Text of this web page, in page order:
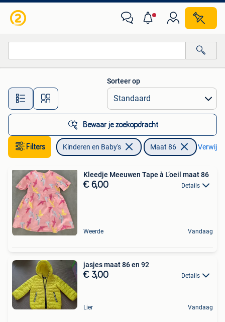
Alle afstanden…
Sorteer op
Bewaar je zoekopdracht
Filters Kinderen en Baby's Maat 86
Kleedje Meeuwen Tape à L’oeil maat 86
€ 6,00 Details
Weerde Vandaag
jasjes maat 86 en 92
€ 3,00 Details
Lier Vandaag